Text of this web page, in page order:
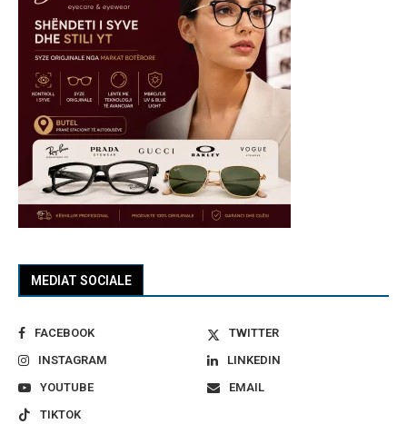
MEDIAT SOCIALE
FACEBOOK
TWITTER
INSTAGRAM
LINKEDIN
YOUTUBE
EMAIL
TIKTOK